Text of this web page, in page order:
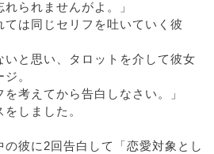
れられませんがよ。」
は同じセリフを吐いていく彼
いと思い、タロットを介して彼女
。
を考えてから告白しなさい。」
しました。
彼に2回告白して「恋愛対象とし